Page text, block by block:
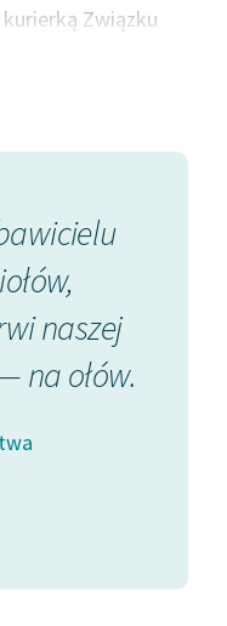
Związku
sierpnia 1944
następnego dnia
Kilka jej wierszy
naszej
na ołów.